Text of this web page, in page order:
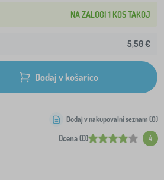
NA ZALOGI 1 KOS TAKOJ
5,50 €
Dodaj v košarico
Ocena (0) 4
Dodaj v nakupovalni seznam (0)